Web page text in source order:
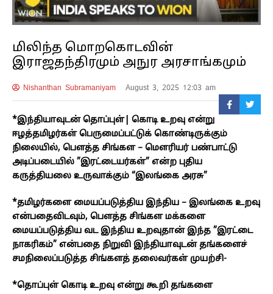
மிலிந்த மொறகொடவின்
இராஜதந்திரமும் அநுர அரசாங்கமும்
Nishanthan Subramaniyam August 3, 2025 12:03 am
*இந்தியாவுடன் தொப்புள்| கொடி உறவு என்று
ஈழத்தமிழர்கள் பெருமைப்பட்டுக் கொண்டிருக்கும்
நிலையில், பௌத்த சிங்கள – மௌரியர் பண்பாட்டு
அடிப்படையில் ”இரட்டையர்கள்” என்ற புதிய
கருத்தியலை உருவாக்கும் “இலங்கை அரசு”
*தமிழர்களை மையப்படுத்திய இந்திய – இலங்கை உறவு
என்பதைவிடவும், பௌத்த சிங்கள மக்களை
மையப்படுத்திய வட இந்திய உறவுதான் இந்த ”இரட்டை
நாகரிகம்” என்பதை நிறுவி இந்தியாவுடன் தங்களைச்
சமநிலைப்படுத்த சிங்களத் தலைவர்கள் முயற்சி-
*தொப்புள் கொடி உறவு என்று கூறி தங்களை